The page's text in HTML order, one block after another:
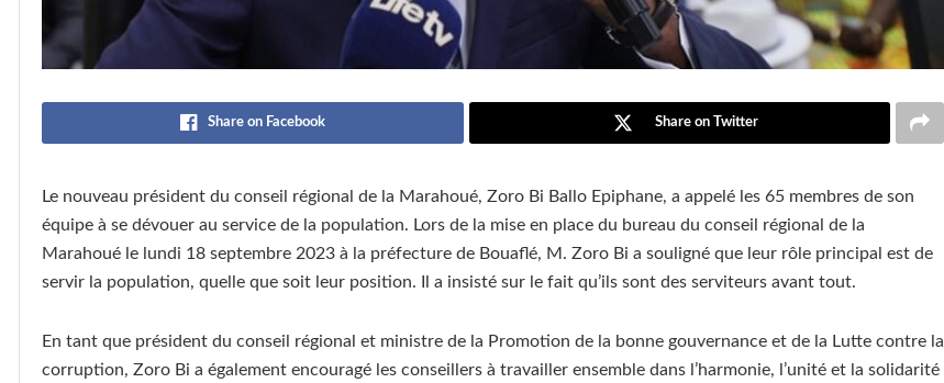
Share on Facebook Share on Twitter
Le nouveau président du conseil régional de la Marahoué, Zoro Bi Ballo Epiphane, a appelé les 65 membres de son
équipe à se dévouer au service de la population. Lors de la mise en place du bureau du conseil régional de la
Marahoué le lundi 18 septembre 2023 à la préfecture de Bouaflé, M. Zoro Bi a souligné que leur rôle principal est de
servir la population, quelle que soit leur position. Il a insisté sur le fait qu’ils sont des serviteurs avant tout.
En tant que président du conseil régional et ministre de la Promotion de la bonne gouvernance et de la Lutte contre la
corruption, Zoro Bi a également encouragé les conseillers à travailler ensemble dans l’harmonie, l’unité et la solidarité